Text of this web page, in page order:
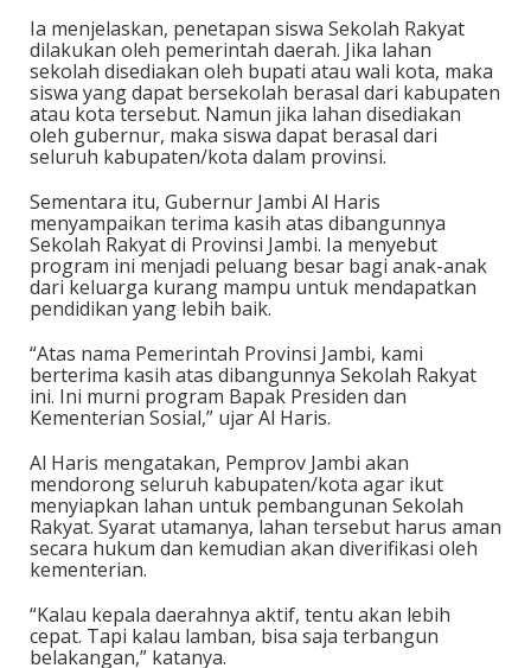
Ia menjelaskan, penetapan siswa Sekolah Rakyat
dilakukan oleh pemerintah daerah. Jika lahan
sekolah disediakan oleh bupati atau wali kota, maka
siswa yang dapat bersekolah berasal dari kabupaten
atau kota tersebut. Namun jika lahan disediakan
oleh gubernur, maka siswa dapat berasal dari
seluruh kabupaten/kota dalam provinsi.
Sementara itu, Gubernur Jambi Al Haris
menyampaikan terima kasih atas dibangunnya
Sekolah Rakyat di Provinsi Jambi. Ia menyebut
program ini menjadi peluang besar bagi anak-anak
dari keluarga kurang mampu untuk mendapatkan
pendidikan yang lebih baik.
“Atas nama Pemerintah Provinsi Jambi, kami
berterima kasih atas dibangunnya Sekolah Rakyat
ini. Ini murni program Bapak Presiden dan
Kementerian Sosial,” ujar Al Haris.
Al Haris mengatakan, Pemprov Jambi akan
mendorong seluruh kabupaten/kota agar ikut
menyiapkan lahan untuk pembangunan Sekolah
Rakyat. Syarat utamanya, lahan tersebut harus aman
secara hukum dan kemudian akan diverifikasi oleh
kementerian.
“Kalau kepala daerahnya aktif, tentu akan lebih
cepat. Tapi kalau lamban, bisa saja terbangun
belakangan,” katanya.